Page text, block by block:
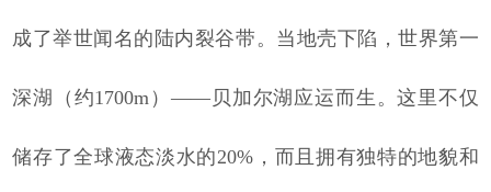
成了举世闻名的陆内裂谷带。当地壳下陷，世界第一
深湖（约1700m）——贝加尔湖应运而生。这里不仅
储存了全球液态淡水的20%，而且拥有独特的地貌和